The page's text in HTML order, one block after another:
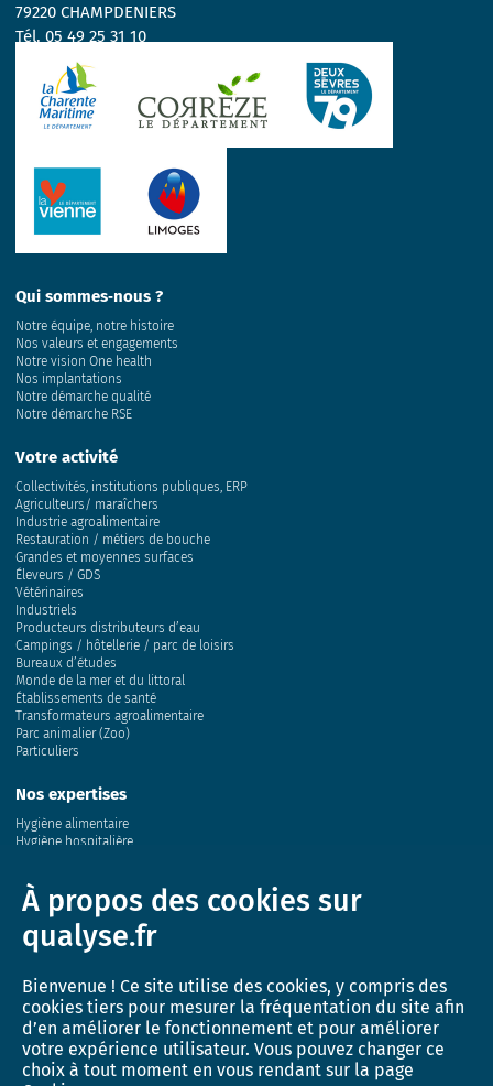
À propos des cookies sur
qualyse.fr
Bienvenue ! Ce site utilise des cookies, y compris des
cookies tiers pour mesurer la fréquentation du site afin
d’en améliorer le fonctionnement et pour améliorer
votre expérience utilisateur. Vous pouvez changer ce
choix à tout moment en vous rendant sur la page
79220 CHAMPDENIERS
Tél. 05 49 25 31 10
Qui sommes‑nous ?
Notre équipe, notre histoire
Nos valeurs et engagements
Notre vision One health
Nos implantations
Notre démarche qualité
Notre démarche RSE
Votre activité
Collectivités, institutions publiques, ERP
Agriculteurs/ maraîchers
Industrie agroalimentaire
Restauration / métiers de bouche
Grandes et moyennes surfaces
Éleveurs / GDS
Vétérinaires
Industriels
Producteurs distributeurs d’eau
Campings / hôtellerie / parc de loisirs
Bureaux d’études
Monde de la mer et du littoral
Établissements de santé
Transformateurs agroalimentaire
Parc animalier (Zoo)
Particuliers
Nos expertises
Hygiène alimentaire
Hygiène hospitalière
Sol
Conchyliculture
Milieu marin
Santé animale et génétique
Innovation
Recherche et développement
Activité de recherche
L’incubateur QUALYSE